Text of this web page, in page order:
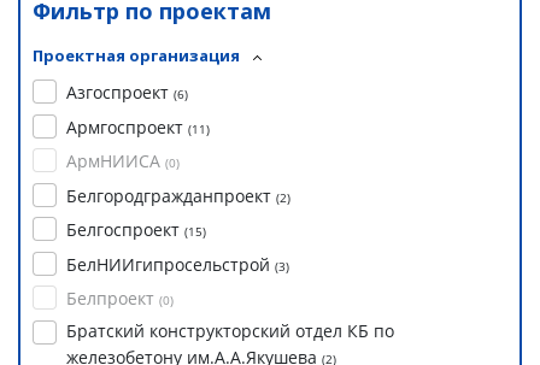
Фильтр по проектам
Проектная организация
Азгоспроект (6)
Армгоспроект (11)
АрмНИИСА (0)
Белгородгражданпроект (2)
Белгоспроект (15)
БелНИИгипросельстрой (3)
Белпроект (0)
Братский конструкторский отдел КБ по
железобетону им.А.А.Якушева (2)